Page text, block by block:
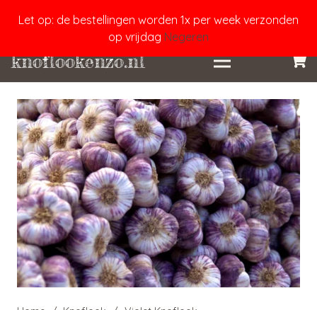
Let op: de bestellingen worden 1x per week verzonden
op vrijdag Negeren
knoflookenzo.nl